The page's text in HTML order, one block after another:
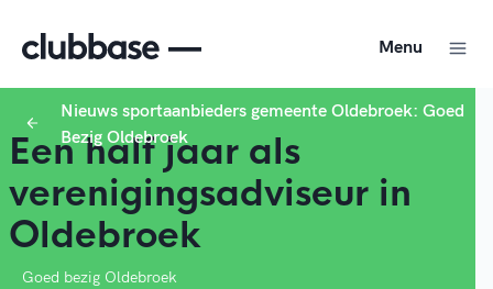
Menu
Nieuws sportaanbieders gemeente Oldebroek: Goed
Bezig Oldebroek
Een half jaar als
verenigingsadviseur in
Oldebroek
Goed bezig Oldebroek